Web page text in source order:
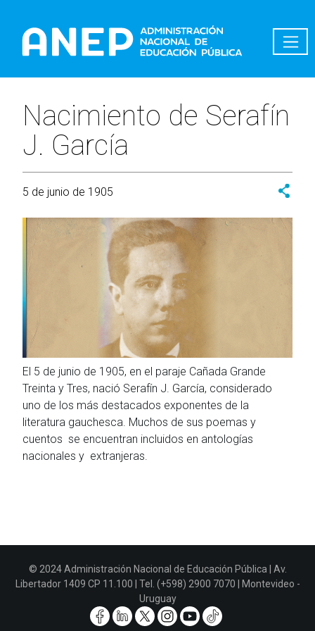
Nacimiento de Serafín
J. García
5 de junio de 1905
El 5 de junio de 1905, en el paraje Cañada Grande
Treinta y Tres, nació Serafín J. García, considerado
uno de los más destacados exponentes de la
literatura gauchesca. Muchos de sus poemas y
cuentos se encuentran incluidos en antologías
nacionales y extranjeras.
© 2024 Administración Nacional de Educación Pública | Av.
Libertador 1409 CP 11.100 | Tel. (+598) 2900 7070 | Montevideo -
Uruguay